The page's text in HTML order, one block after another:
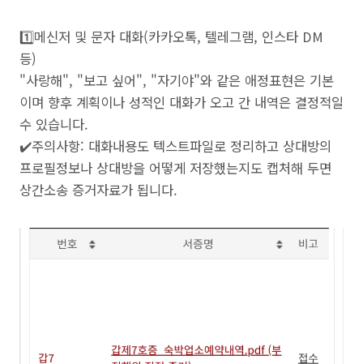
1️⃣메신저 및 문자 대화(카카오톡, 텔레그램, 인스타 DM
등)
"사랑해", "보고 싶어", "자기야"와 같은 애정표현은 기본
이며 향후 계획이나 성적인 대화가 오고 간 내역은 결정적일
수 있습니다.
✔️주의사항: 대화내용도 텍스트파일로 정리하고 상대방의
프로필정보나 상대방을 어떻게 저장했는지도 캡처해 두면
상간소송 증거자료가 됩니다.